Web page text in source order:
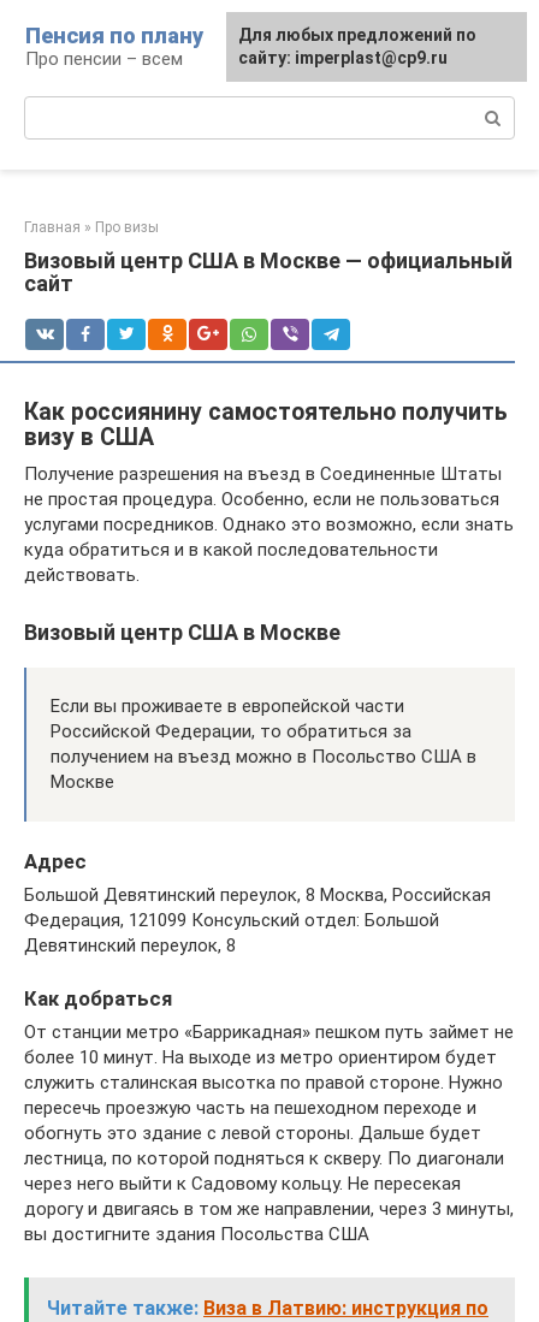
контенту
Пенсия по плану
Про пенсии – всем
Главная » Про визы
Визовый центр США в Москве — официальный
сайт
Как россиянину самостоятельно получить
визу в США
Получение разрешения на въезд в Соединенные Штаты
не простая процедура. Особенно, если не пользоваться
услугами посредников. Однако это возможно, если знать
куда обратиться и в какой последовательности
действовать.
Визовый центр США в Москве
Если вы проживаете в европейской части
Российской Федерации, то обратиться за
получением на въезд можно в Посольство США в
Москве
Адрес
Большой Девятинский переулок, 8 Москва, Российская
Федерация, 121099 Консульский отдел: Большой
Девятинский переулок, 8
Как добраться
От станции метро «Баррикадная» пешком путь займет не
более 10 минут. На выходе из метро ориентиром будет
служить сталинская высотка по правой стороне. Нужно
пересечь проезжую часть на пешеходном переходе и
обогнуть это здание с левой стороны. Дальше будет
лестница, по которой подняться к скверу. По диагонали
через него выйти к Садовому кольцу. Не пересекая
дорогу и двигаясь в том же направлении, через 3 минуты,
вы достигните здания Посольства США
Читайте также: Виза в Латвию: инструкция по
Для любых предложений по
сайту: imperplast@cp9.ru